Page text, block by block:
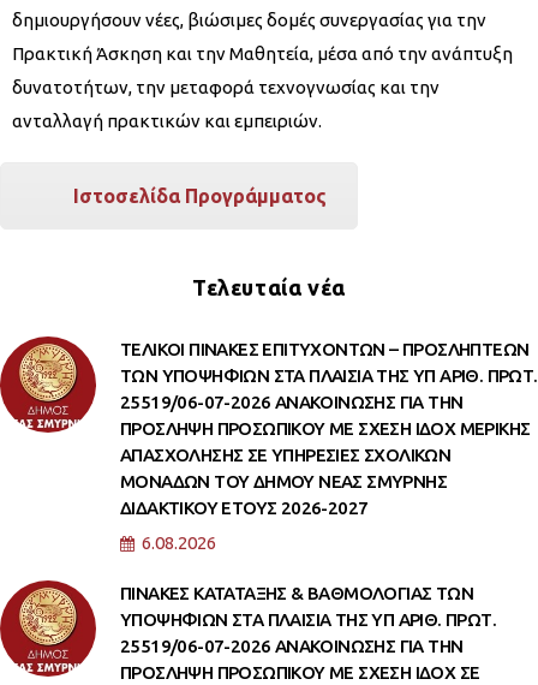
δημιουργήσουν νέες, βιώσιμες δομές συνεργασίας για την
Πρακτική Άσκηση και την Μαθητεία, μέσα από την ανάπτυξη
δυνατοτήτων, την μεταφορά τεχνογνωσίας και την
ανταλλαγή πρακτικών και εμπειριών.
Ιστοσελίδα Προγράμματος
Τελευταία νέα
ΤΕΛΙΚΟΙ ΠΙΝΑΚΕΣ ΕΠΙΤΥΧΟΝΤΩΝ – ΠΡΟΣΛΗΠΤΕΩΝ
ΤΩΝ ΥΠΟΨΗΦΙΩΝ ΣΤΑ ΠΛΑΙΣΙΑ ΤΗΣ ΥΠ ΑΡΙΘ. ΠΡΩΤ.
25519/06-07-2026 ΑΝΑΚΟΙΝΩΣΗΣ ΓΙΑ ΤΗΝ
ΠΡΟΣΛΗΨΗ ΠΡΟΣΩΠΙΚΟΥ ΜΕ ΣΧΕΣΗ ΙΔΟΧ ΜΕΡΙΚΗΣ
ΑΠΑΣΧΟΛΗΣΗΣ ΣΕ ΥΠΗΡΕΣΙΕΣ ΣΧΟΛΙΚΩΝ
ΜΟΝΑΔΩΝ ΤΟΥ ΔΗΜΟΥ ΝΕΑΣ ΣΜΥΡΝΗΣ
ΔΙΔΑΚΤΙΚΟΥ ΕΤΟΥΣ 2026-2027
6.08.2026
ΠΙΝΑΚΕΣ ΚΑΤΑΤΑΞΗΣ & ΒΑΘΜΟΛΟΓΙΑΣ ΤΩΝ
ΥΠΟΨΗΦΙΩΝ ΣΤΑ ΠΛΑΙΣΙΑ ΤΗΣ ΥΠ ΑΡΙΘ. ΠΡΩΤ.
25519/06-07-2026 ΑΝΑΚΟΙΝΩΣΗΣ ΓΙΑ ΤΗΝ
ΠΡΟΣΛΗΨΗ ΠΡΟΣΩΠΙΚΟΥ ΜΕ ΣΧΕΣΗ ΙΔΟΧ ΣΕ